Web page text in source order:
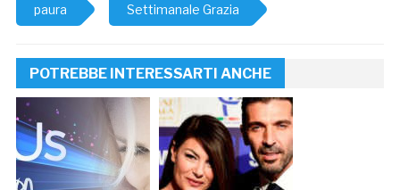
paura Settimanale Grazia
POTREBBE INTERESSARTI ANCHE